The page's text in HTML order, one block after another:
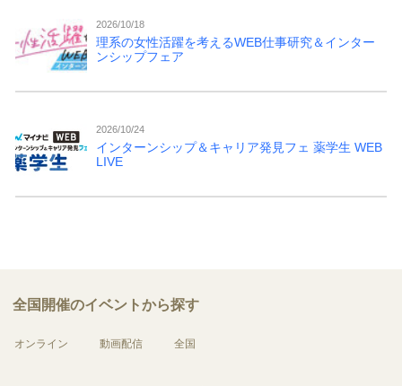
2026/10/18
理系の女性活躍を考えるWEB仕事研究＆インター
ンシップフェア
2026/10/24
インターンシップ＆キャリア発見フェ 薬学生 WEB
LIVE
全国開催のイベントから探す
オンライン 動画配信 全国